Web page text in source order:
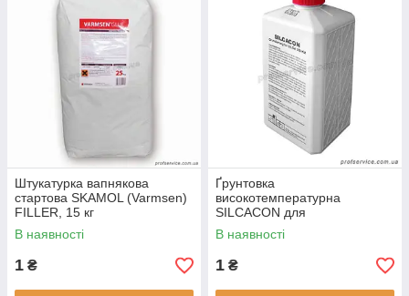
Штукатурка вапнякова
стартова SKAMOL (Varmsen)
FILLER, 15 кг
В наявності
1 ₴
Ґрунтовка
високотемпературна
SILCACON для
термоізоляційних плит, 1 літр
В наявності
1 ₴